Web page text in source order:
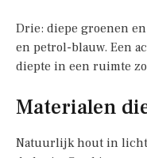
Drie: diepe groenen
en petrol-blauw. Een
diepte in een ruimte
Materialen
Natuurlijk hout in